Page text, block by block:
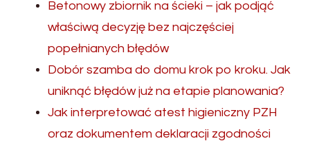
Betonowy zbiornik na ścieki – jak podjąć
właściwą decyzję bez najczęściej
popełnianych błędów
Dobór szamba do domu krok po kroku. Jak
uniknąć błędów już na etapie planowania?
Jak interpretować atest higieniczny PZH
oraz dokumentem deklaracji zgodności